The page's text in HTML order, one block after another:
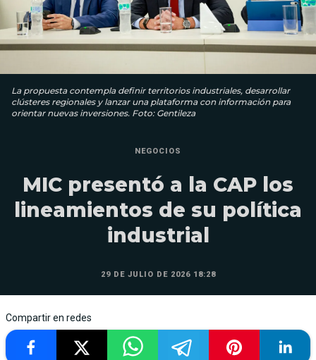
La propuesta contempla definir territorios industriales, desarrollar
clústeres regionales y lanzar una plataforma con información para
orientar nuevas inversiones. Foto: Gentileza
NEGOCIOS
MIC presentó a la CAP los
lineamientos de su política
industrial
29 DE JULIO DE 2026 18:28
Compartir en redes